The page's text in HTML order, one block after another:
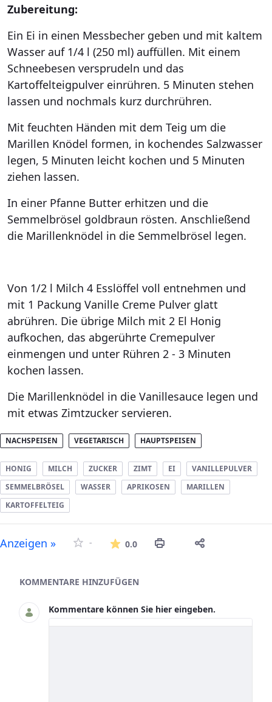
Zubereitung:
Ein Ei in einen Messbecher geben und mit kaltem
Wasser auf 1/4 l (250 ml) auffüllen. Mit einem
Schneebesen versprudeln und das
Kartoffelteigpulver einrühren. 5 Minuten stehen
lassen und nochmals kurz durchrühren.
Mit feuchten Händen mit dem Teig um die
Marillen Knödel formen, in kochendes Salzwasser
legen, 5 Minuten leicht kochen und 5 Minuten
ziehen lassen.
In einer Pfanne Butter erhitzen und die
Semmelbrösel goldbraun rösten. Anschließend
die Marillenknödel in die Semmelbrösel legen.
Von 1/2 l Milch 4 Esslöffel voll entnehmen und
mit 1 Packung Vanille Creme Pulver glatt
abrühren. Die übrige Milch mit 2 El Honig
aufkochen, das abgerührte Cremepulver
einmengen und unter Rühren 2 - 3 Minuten
kochen lassen.
Die Marillenknödel in die Vanillesauce legen und
mit etwas Zimtzucker servieren.
NACHSPEISEN VEGETARISCH HAUPTSPEISEN
HONIG MILCH ZUCKER ZIMT EI
VANILLEPULVER
SEMMELBRÖSEL
WASSER APRIKOSEN
MARILLEN
KARTOFFELTEIG
Anzeigen » - 0.0Die durchschnittliche
Asset-Herausgeber
KOMMENTARE HINZUFÜGEN
Kommentare können Sie hier eingeben.